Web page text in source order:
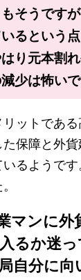
そうです
るという
り元本割
少は怖いで
ットであ
保障と外
るようで
マンに
るか迷っ
自分に